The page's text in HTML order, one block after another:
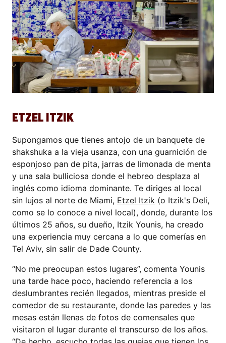
ETZEL ITZIK
Supongamos que tienes antojo de un banquete de
shakshuka a la vieja usanza, con una guarnición de
esponjoso pan de pita, jarras de limonada de menta
y una sala bulliciosa donde el hebreo desplaza al
inglés como idioma dominante. Te diriges al local
sin lujos al norte de Miami, Etzel Itzik (o Itzik's Deli,
como se lo conoce a nivel local), donde, durante los
últimos 25 años, su dueño, Itzik Younis, ha creado
una experiencia muy cercana a lo que comerías en
Tel Aviv, sin salir de Dade County.
“No me preocupan estos lugares”, comenta Younis
una tarde hace poco, haciendo referencia a los
deslumbrantes recién llegados, mientras preside el
comedor de su restaurante, donde las paredes y las
mesas están llenas de fotos de comensales que
visitaron el lugar durante el transcurso de los años.